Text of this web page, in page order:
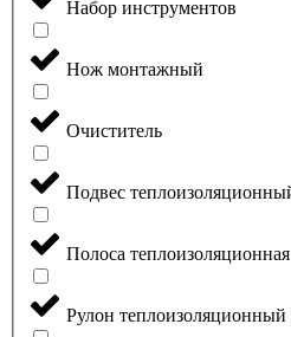
Набор инструментов
Нож монтажный
Очиститель
Подвес
Полоса теплоизоляционная
Рулон теплоизоляционный